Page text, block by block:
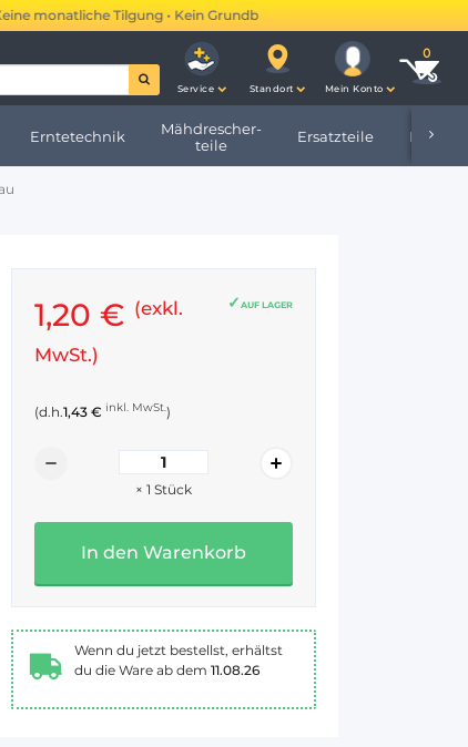
Tilgung • Kein Grundbucheintrag •
Service Standort Mein Konto
Erntetechnik
Mähdrescher-
teile
Ersatzteile
AUF LAGER
1,20 € (exkl.
MwSt.)
(d.h.1,43 € inkl. MwSt.)
× 1 Stück
In den Warenkorb
Wenn du jetzt bestellst, erhältst
du die Ware ab dem 11.08.26